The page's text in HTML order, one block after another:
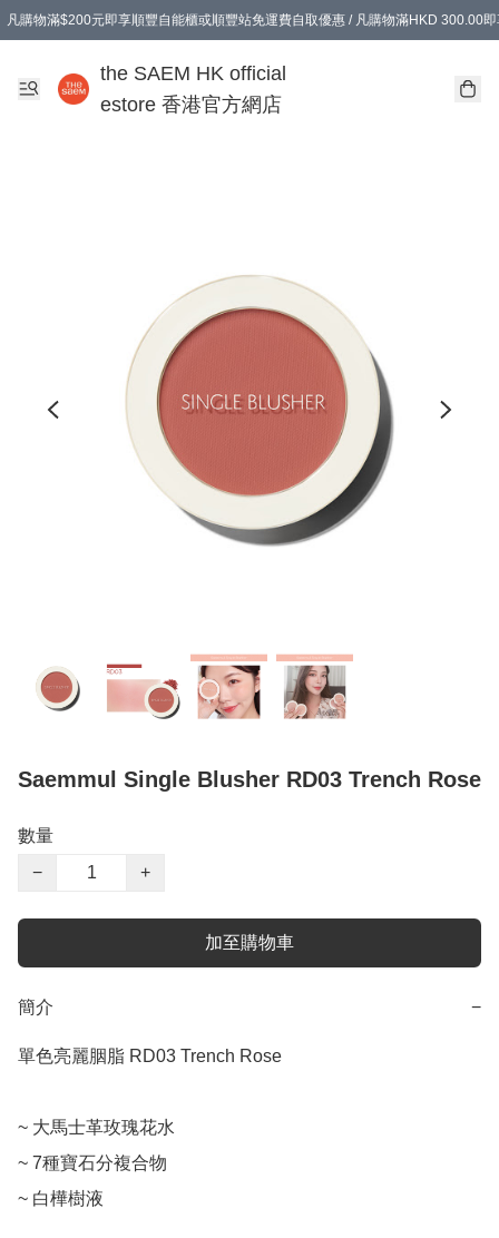
凡購物滿$200元即享順豐自能櫃或順豐站免運費自取優惠 / 凡購物滿HKD 300.00
the SAEM HK official
estore 香港官方網店
Saemmul Single Blusher RD03 Trench Rose
數量
−
+
加至購物車
簡介 −
單色亮麗胭脂 RD03 Trench Rose
~ 大馬士革玫瑰花水
~ 7種寶石分複合物
~ 白樺樹液